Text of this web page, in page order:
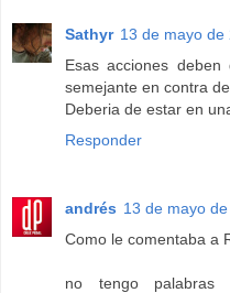
Sathyr 13 de mayo de
Esas acciones
semejante en contra
Deberia de estar en
Responder
andrés 13 de mayo
Como le comentaba a
no tengo palabras